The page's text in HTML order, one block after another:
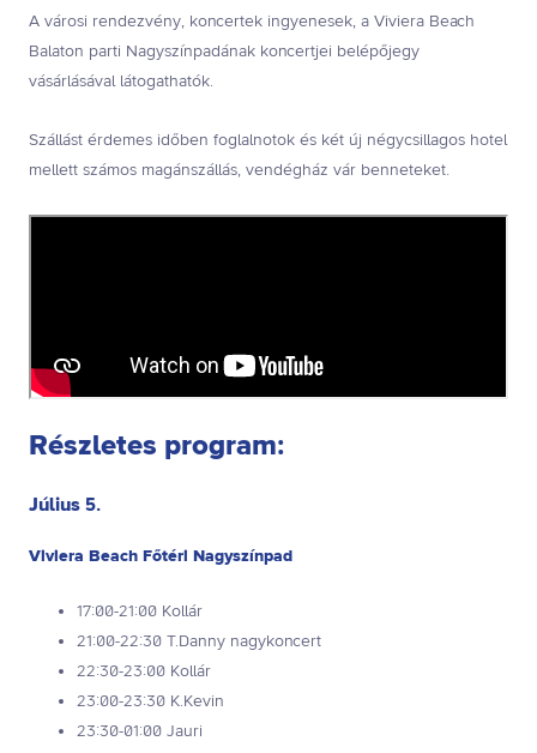
A városi rendezvény, koncertek ingyenesek, a Viviera Beach
Balaton parti Nagyszínpadának koncertjei belépőjegy
vásárlásával látogathatók.
Szállást érdemes időben foglalnotok és két új négycsillagos hotel
mellett számos magánszállás, vendégház vár benneteket.
Részletes program:
Július 5.
Viviera Beach Főtéri Nagyszínpad
17:00-21:00 Kollár
21:00-22:30 T.Danny nagykoncert
22:30-23:00 Kollár
23:00-23:30 K.Kevin
23:30-01:00 Jauri